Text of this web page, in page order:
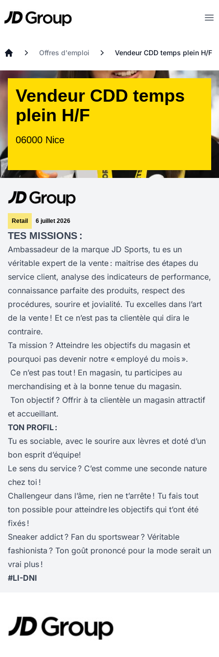
JD
Offres d'emploi Vendeur CDD temps plein H/F
Vendeur CDD temps
plein H/F
06000 Nice
Retail 6 juillet 2026
TES MISSIONS :
Ambassadeur de la marque JD Sports, tu es un
véritable expert de la vente : maitrise des étapes du
service client, analyse des indicateurs de performance,
connaissance parfaite des produits, respect des
procédures, sourire et jovialité. Tu excelles dans l’art
de la vente ! Et ce n’est pas ta clientèle qui dira le
contraire.
Ta mission ? Atteindre les objectifs du magasin et
pourquoi pas devenir notre « employé du mois ».
Ce n’est pas tout ! En magasin, tu participes au
merchandising et à la bonne tenue du magasin.
Ton objectif ? Offrir à ta clientèle un magasin attractif
et accueillant.
TON PROFIL :
Tu es sociable, avec le sourire aux lèvres et doté d’un
bon esprit d’équipe!
Le sens du service ? C’est comme une seconde nature
chez toi !
Challengeur dans l’âme, rien ne t’arrête ! Tu fais tout
ton possible pour atteindre les objectifs qui t’ont été
fixés !
Sneaker addict ? Fan du sportswear ? Véritable
fashionista ? Ton goût prononcé pour la mode serait un
vrai plus !
#LI-DNI